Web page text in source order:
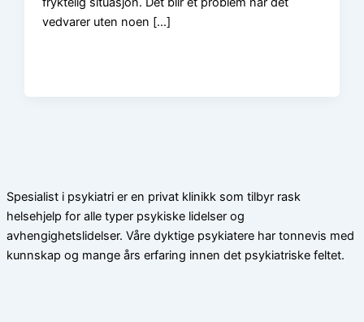
vedvarer uten noen […]
Spesialist i psykiatri er en privat klinikk som tilbyr rask
helsehjelp for alle typer psykiske lidelser og
avhengighetslidelser. Våre dyktige psykiatere har tonnevis med
kunnskap og mange års erfaring innen det psykiatriske feltet.